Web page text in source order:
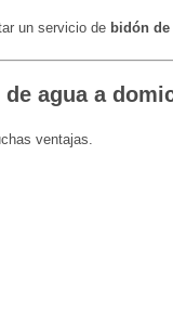
un servicio de bidón de
agua a
ventajas.